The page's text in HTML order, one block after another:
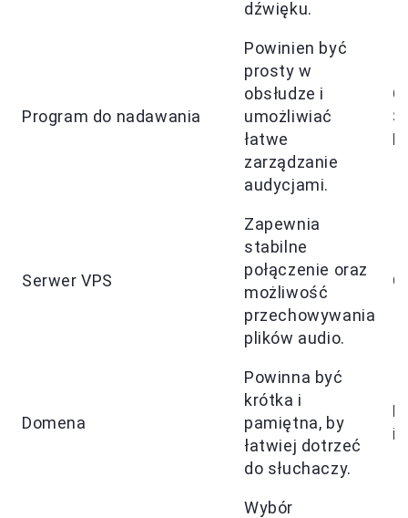
dźwięku.
Program do nadawania
Powinien być
prosty w
obsłudze i
umożliwiać
łatwe
zarządzanie
audycjami.
Serwer VPS
Zapewnia
stabilne
połączenie oraz
możliwość
przechowywania
plików audio.
Domena
Powinna być
krótka i
pamiętna, by
łatwiej dotrzeć
do słuchaczy.
Wybór